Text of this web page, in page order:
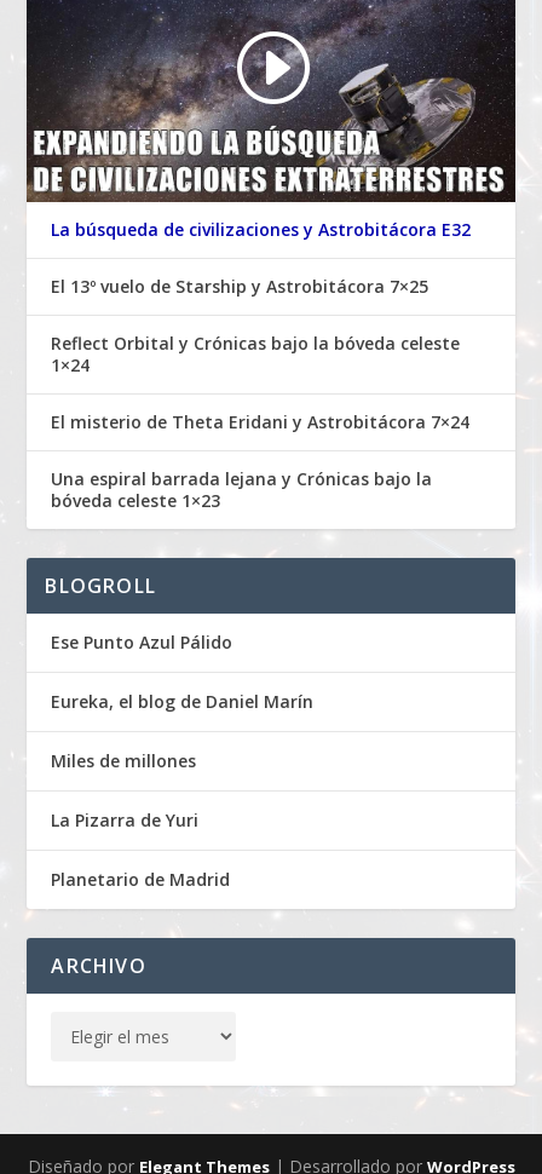
La búsqueda de civilizaciones y Astrobitácora E32
El 13º vuelo de Starship y Astrobitácora 7×25
Reflect Orbital y Crónicas bajo la bóveda celeste
1×24
El misterio de Theta Eridani y Astrobitácora 7×24
Una espiral barrada lejana y Crónicas bajo la
bóveda celeste 1×23
BLOGROLL
Ese Punto Azul Pálido
Eureka, el blog de Daniel Marín
Miles de millones
La Pizarra de Yuri
Planetario de Madrid
ARCHIVO
Diseñado por Elegant Themes| Desarrollado por WordPress